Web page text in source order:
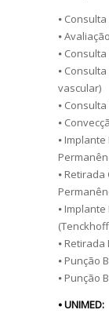
⦁
⦁
⦁
⦁
vascular)
⦁
⦁
⦁
⦁
⦁
⦁
⦁ Punção
⦁ Punção
⦁ UNIMED: